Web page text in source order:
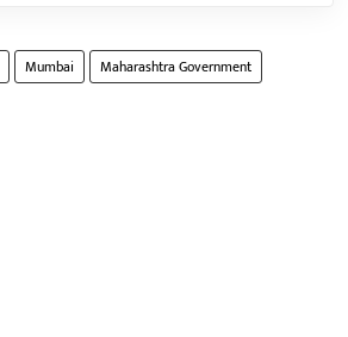
Mumbai
Maharashtra Government